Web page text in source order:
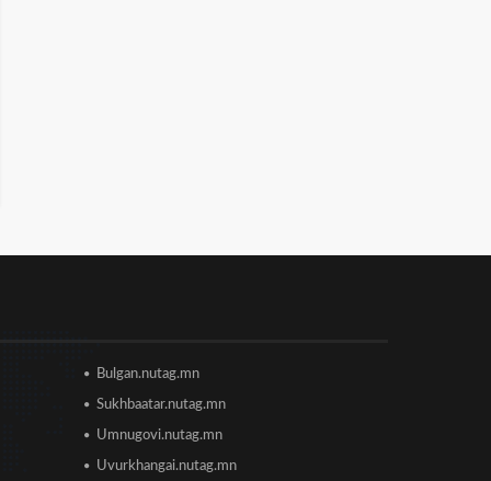
гуравдугаар шатнаас
хэрэгсэл мөргөсөн этгээдийг
саатуулсан
Дэлхийн банк 2026 оны
Bulgan.nutag.mn
Sukhbaatar.nutag.mn
Umnugovi.nutag.mn
Uvurkhangai.nutag.mn